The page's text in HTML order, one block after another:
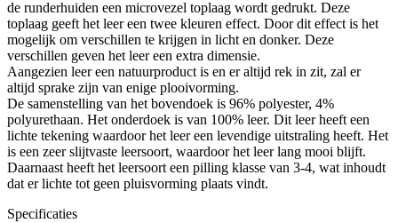
de runderhuiden een microvezel toplaag wordt gedrukt. Deze
toplaag geeft het leer een twee kleuren effect. Door dit effect is het
mogelijk om verschillen te krijgen in licht en donker. Deze
verschillen geven het leer een extra dimensie.
Aangezien leer een natuurproduct is en er altijd rek in zit, zal er
altijd sprake zijn van enige plooivorming.
De samenstelling van het bovendoek is 96% polyester, 4%
polyurethaan. Het onderdoek is van 100% leer. Dit leer heeft een
lichte tekening waardoor het leer een levendige uitstraling heeft. Het
is een zeer slijtvaste leersoort, waardoor het leer lang mooi blijft.
Daarnaast heeft het leersoort een pilling klasse van 3-4, wat inhoudt
dat er lichte tot geen pluisvorming plaats vindt.
Specificaties